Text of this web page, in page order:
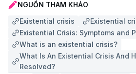
NGUỒN THAM KHẢO
Existential crisis
Existential
Existential Crisis: Symptoms and
What is an existential crisis?
What Is An Existential Crisis And
Resolved?